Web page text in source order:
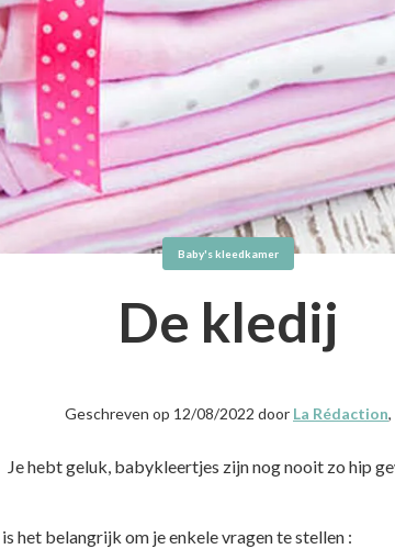
Baby's kleedkamer
De kledij
Geschreven op 12/08/2022 door La Rédaction,
Je hebt geluk, babykleertjes zijn nog nooit zo hip
het belangrijk om je enkele vragen te stellen :